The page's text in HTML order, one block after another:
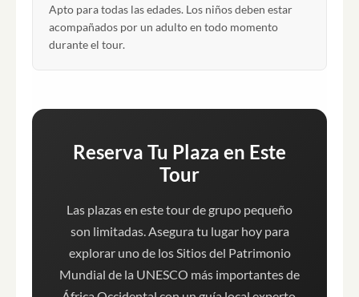
Apto para todas las edades. Los niños deben estar
acompañados por un adulto en todo momento
durante el tour.
Reserva Tu Plaza en Este
Tour
Las plazas en este tour de grupo pequeño
son limitadas. Asegura tu lugar hoy para
explorar uno de los Sitios del Patrimonio
Mundial de la UNESCO más importantes de